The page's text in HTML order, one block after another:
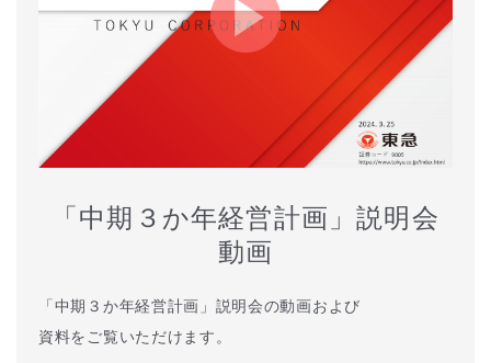
「中期３か年経営計画」説明会
動画
「中期３か年経営計画」説明会の動画および
資料をご覧いただけます。